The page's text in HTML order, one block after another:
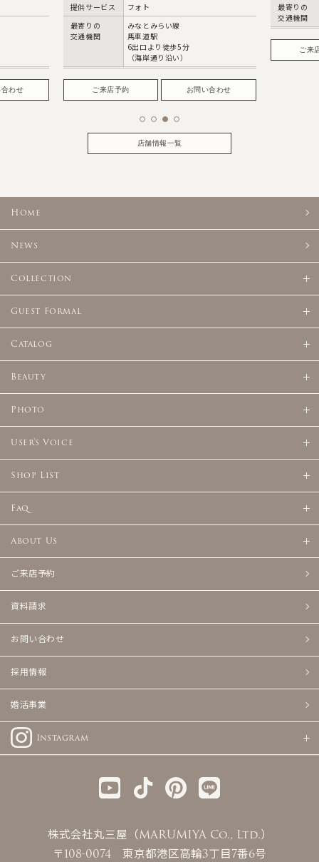
わせ
提供サービス
フォト
最寄りの
交通機関
みなとみらい線
馬車道駅
6出口より徒歩5分
（海岸通り沿い）
ご来店予約 お問い合わせ
最寄りの
交通機関
ご来
店舗情報一覧
Home
News
Collection
Guest Formal
Catalog
Beauty
Photo
User's Voice
Shop List
Faq
About Us
ご来店予約
資料請求
お問い合わせ
採用情報
婚活事業
Instagram
株式会社丸三屋（MARUMIYA Co., Ltd.）
〒108-0074 東京都港区高輪3丁目7番6号